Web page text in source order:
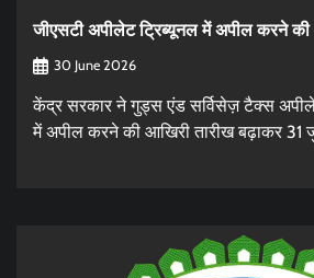
जीएसटी अपीलेट ट्रिब्यूनल में अपील करने की
30 June 2026
केंद्र सरकार ने गुड्स एंड सर्विसेज़ टैक्स
में अपील करने की आखिरी तारीख बढ़ाकर 31